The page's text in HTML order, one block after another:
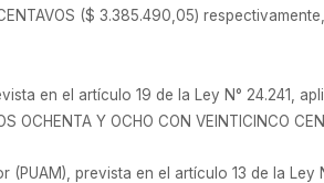
CENTAVOS ($ 3.385.490,05)
en el artículo 19 de la Ley N° 24.241,
OCHENTA Y OCHO CON VEINTICINCO
(PUAM), prevista en el artículo 13 de la Ley